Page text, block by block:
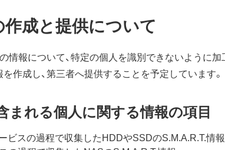
成と提供について
情報について、特定の個人を識別できないように
作成し、第三者へ提供することを予定しています。
まれる個人に関する情報の項目
ビスの過程で収集したHDDやSSDのS.M.A.R.T.情報